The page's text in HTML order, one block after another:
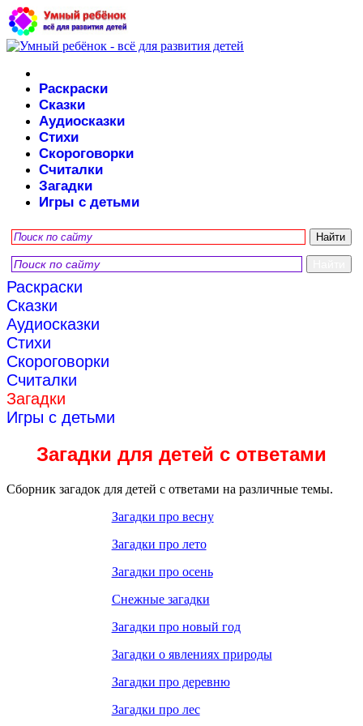
Раскраски
Сказки
Аудиосказки
Стихи
Скороговорки
Считалки
Загадки
Игры с детьми
Раскраски
Сказки
Аудиосказки
Стихи
Скороговорки
Считалки
Загадки
Игры с детьми
Загадки для детей с ответами
Сборник загадок для детей с ответами на различные темы.
Загадки про весну
Загадки про лето
Загадки про осень
Снежные загадки
Загадки про новый год
Загадки о явлениях природы
Загадки про деревню
Загадки про лес